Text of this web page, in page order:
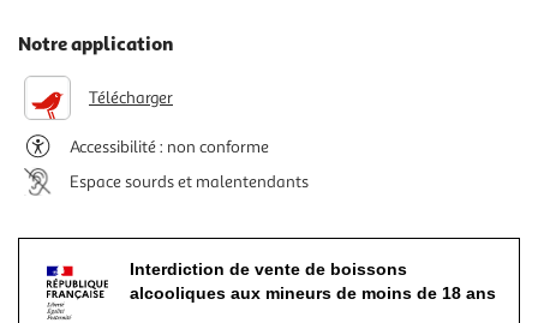
Notre application
Télécharger
Accessibilité : non conforme
Espace sourds et malentendants
Interdiction de vente de boissons
alcooliques aux mineurs de moins de 18 ans